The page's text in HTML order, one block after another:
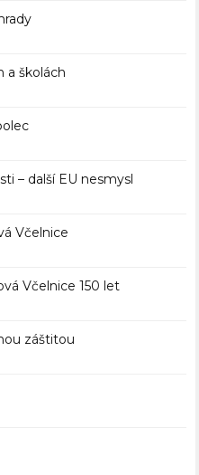
a školách
– další EU nesmysl
Včelnice
Včelnice 150 let
záštitou